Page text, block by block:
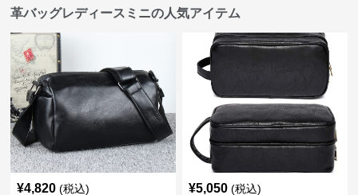
革バッグレディースミニの人気アイテム
¥4,820 (税込) ¥5,050 (税込)